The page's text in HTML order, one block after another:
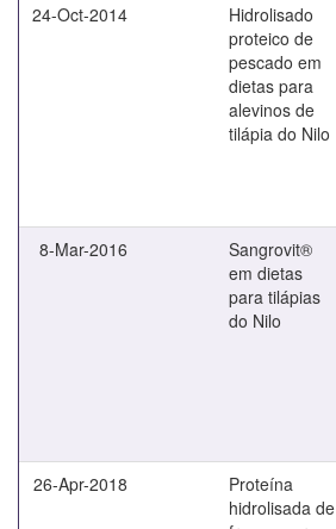
24-Oct-2014
Hidrolisado
proteico de
pescado em
dietas para
alevinos de
tilápia do Nilo
8-Mar-2016
Sangrovit®
em dietas
para tilápias
do Nilo
26-Apr-2018
Proteína
hidrolisada de